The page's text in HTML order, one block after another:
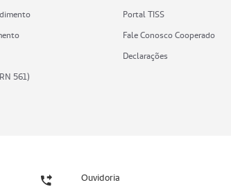
561)
Portal TISS
Fale Conosco Cooperado
Declarações
Ouvidoria